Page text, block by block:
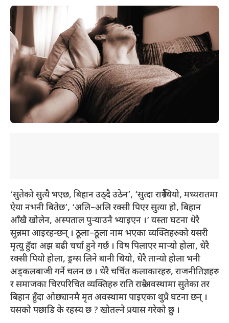
‘सुतेको सुत्यै भएछ, बिहान उठ्दै उठेन’, ‘सुत्दा राम्रै थियो, मध्यरातमा
ऐया नभनी बितेछ’, ‘अलि–अलि रक्सी पिएर सुत्या हो, बिहान
आँखै खोलेन, अस्पताल पुर्‍याउनै भ्याइएन ।’ यस्ता घटना धेरै
सुन्नमा आइरहन्छन् । ठूला–ठूला नाम भएका व्यक्तिहरुको यसरी
मृत्यु हुँदा अझ बढी चर्चा हुने गर्छ । विष पिलाएर मार्‍यो होला, धेरै
रक्सी पियो होला, ड्रग्स लिने बानी थियो, धेरै तान्यो होला भनी
अड्कलबाजी गर्ने चलन छ । धेरै चर्चित कलाकारहरु, राजनीतिज्ञहरु
र समाजका चिरपरिचित व्यक्तिहरु राति राम्रै अवस्थामा सुतेका तर
बिहान हुँदा ओछ्यानमै मृत अवस्थामा पाइएका थुप्रै घटना छन् ।
यसको पछाडि के रहस्य छ ? खोतल्ने प्रयास गरेको छु ।